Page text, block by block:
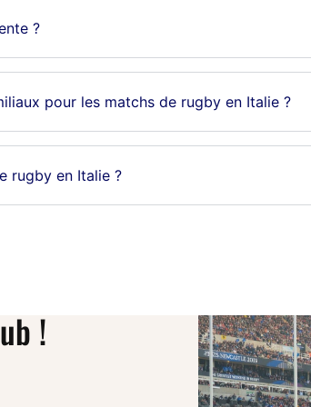
?
pour les matchs de rugby en Italie ?
rugby en Italie ?
!